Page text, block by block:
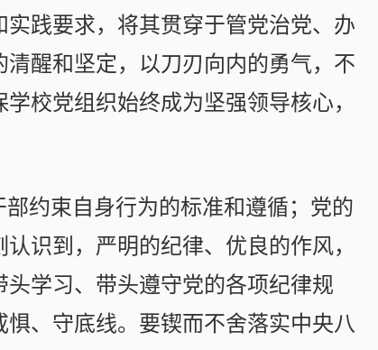
践要求，将其贯穿于管党治党、办
醒和坚定，以刀刃向内的勇气，不
校党组织始终成为坚强领导核心，
约束自身行为的标准和遵循；党的
识到，严明的纪律、优良的作风，
学习、带头遵守党的各项纪律规
、守底线。要锲而不舍落实中央八